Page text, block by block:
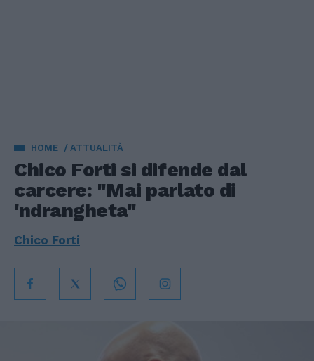
HOME ATTUALITÀ
Chico Forti si difende dal
carcere: "Mai parlato di
'ndrangheta"
Chico Forti